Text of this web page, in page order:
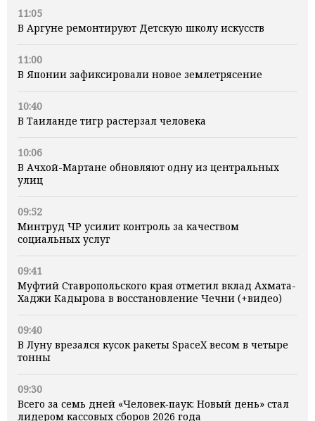
11:05
В Аргуне ремонтируют Детскую школу искусств
11:00
В Японии зафиксировали новое землетрясение
10:40
В Таиланде тигр растерзал человека
10:06
В Ачхой-Мартане обновляют одну из центральных
улиц
09:52
Минтруд ЧР усилит контроль за качеством
социальных услуг
09:41
Муфтий Ставропольского края отметил вклад Ахмата-
Хаджи Кадырова в восстановление Чечни (+видео)
09:40
В Луну врезался кусок ракеты SpaceX весом в четыре
тонны
09:30
Всего за семь дней «Человек‑паук: Новый день» стал
лидером кассовых сборов 2026 года